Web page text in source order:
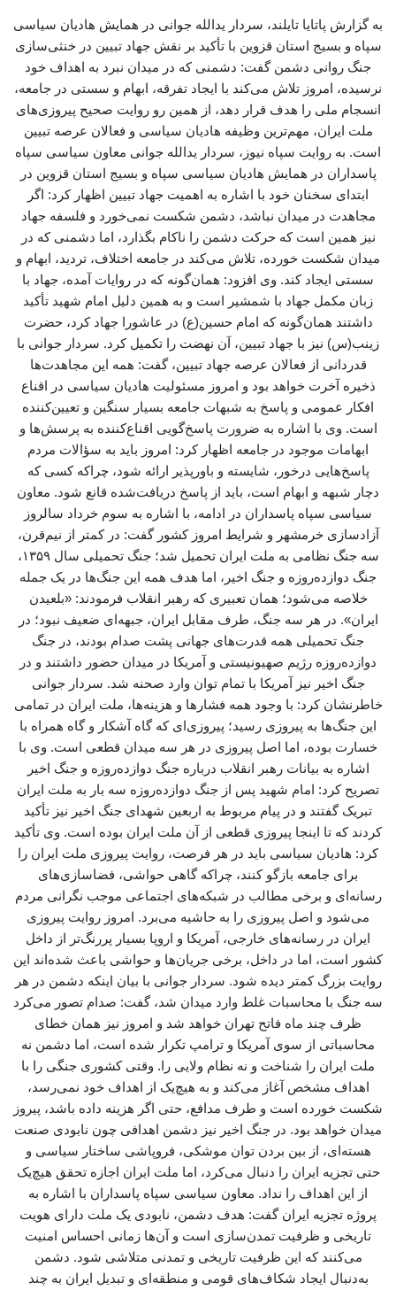
به گزارش پاتایا تایلند، سردار یدالله جوانی در همایش هادیان سیاسی
سپاه و بسیج استان قزوین با تأکید بر نقش جهاد تبیین در خنثی‌سازی
جنگ روانی دشمن گفت: دشمنی که در میدان نبرد به اهداف خود
نرسیده، امروز تلاش می‌کند با ایجاد تفرقه، ابهام و سستی در جامعه،
انسجام ملی را هدف قرار دهد، از همین رو روایت صحیح پیروزی‌های
ملت ایران، مهم‌ترین وظیفه هادیان سیاسی و فعالان عرصه تبیین
است. به روایت سپاه نیوز، سردار یدالله جوانی معاون سیاسی سپاه
پاسداران در همایش هادیان سیاسی سپاه و بسیج استان قزوین در
ابتدای سخنان خود با اشاره به اهمیت جهاد تبیین اظهار کرد: اگر
مجاهدت در میدان نباشد، دشمن شکست نمی‌خورد و فلسفه جهاد
نیز همین است که حرکت دشمن را ناکام بگذارد، اما دشمنی که در
میدان شکست خورده، تلاش می‌کند در جامعه اختلاف، تردید، ابهام و
سستی ایجاد کند. وی افزود: همان‌گونه که در روایات آمده، جهاد با
زبان مکمل جهاد با شمشیر است و به همین دلیل امام شهید تأکید
داشتند همان‌گونه که امام حسین(ع) در عاشورا جهاد کرد، حضرت
زینب(س) نیز با جهاد تبیین، آن نهضت را تکمیل کرد. سردار جوانی با
قدردانی از فعالان عرصه جهاد تبیین، گفت: همه این مجاهدت‌ها
ذخیره آخرت خواهد بود و امروز مسئولیت هادیان سیاسی در اقناع
افکار عمومی و پاسخ به شبهات جامعه بسیار سنگین و تعیین‌کننده
است. وی با اشاره به ضرورت پاسخ‌گویی اقناع‌کننده به پرسش‌ها و
ابهامات موجود در جامعه اظهار کرد: امروز باید به سؤالات مردم
پاسخ‌هایی درخور، شایسته و باورپذیر ارائه شود، چراکه کسی که
دچار شبهه و ابهام است، باید از پاسخ دریافت‌شده قانع شود. معاون
سیاسی سپاه پاسداران در ادامه، با اشاره به سوم خرداد سالروز
آزادسازی خرمشهر و شرایط امروز کشور گفت: در کمتر از نیم‌قرن،
سه جنگ نظامی به ملت ایران تحمیل شد؛ جنگ تحمیلی سال ۱۳۵۹،
جنگ دوازده‌روزه و جنگ اخیر، اما هدف همه این جنگ‌ها در یک جمله
خلاصه می‌شود؛ همان تعبیری که رهبر انقلاب فرمودند: «بلعیدن
ایران». در هر سه جنگ، طرف مقابل ایران، جبهه‌ای ضعیف نبود؛ در
جنگ تحمیلی همه قدرت‌های جهانی پشت صدام بودند، در جنگ
دوازده‌روزه رژیم صهیونیستی و آمریکا در میدان حضور داشتند و در
جنگ اخیر نیز آمریکا با تمام توان وارد صحنه شد. سردار جوانی
خاطرنشان کرد: با وجود همه فشارها و هزینه‌ها، ملت ایران در تمامی
این جنگ‌ها به پیروزی رسید؛ پیروزی‌ای که گاه آشکار و گاه همراه با
خسارت بوده، اما اصل پیروزی در هر سه میدان قطعی است. وی با
اشاره به بیانات رهبر انقلاب درباره جنگ دوازده‌روزه و جنگ اخیر
تصریح کرد: امام شهید پس از جنگ دوازده‌روزه سه بار به ملت ایران
تبریک گفتند و در پیام مربوط به اربعین شهدای جنگ اخیر نیز تأکید
کردند که تا اینجا پیروزی قطعی از آن ملت ایران بوده است. وی تأکید
کرد: هادیان سیاسی باید در هر فرصت، روایت پیروزی ملت ایران را
برای جامعه بازگو کنند، چراکه گاهی حواشی، فضاسازی‌های
رسانه‌ای و برخی مطالب در شبکه‌های اجتماعی موجب نگرانی مردم
می‌شود و اصل پیروزی را به حاشیه می‌برد. امروز روایت پیروزی
ایران در رسانه‌های خارجی، آمریکا و اروپا بسیار پررنگ‌تر از داخل
کشور است، اما در داخل، برخی جریان‌ها و حواشی باعث شده‌اند این
روایت بزرگ کمتر دیده شود. سردار جوانی با بیان اینکه دشمن در هر
سه جنگ با محاسبات غلط وارد میدان شد، گفت: صدام تصور می‌کرد
ظرف چند ماه فاتح تهران خواهد شد و امروز نیز همان خطای
محاسباتی از سوی آمریکا و ترامپ تکرار شده است، اما دشمن نه
ملت ایران را شناخت و نه نظام ولایی را. وقتی کشوری جنگی را با
اهداف مشخص آغاز می‌کند و به هیچ‌یک از اهداف خود نمی‌رسد،
شکست خورده است و طرف مدافع، حتی اگر هزینه داده باشد، پیروز
میدان خواهد بود. در جنگ اخیر نیز دشمن اهدافی چون نابودی صنعت
هسته‌ای، از بین بردن توان موشکی، فروپاشی ساختار سیاسی و
حتی تجزیه ایران را دنبال می‌کرد، اما ملت ایران اجازه تحقق هیچ‌یک
از این اهداف را نداد. معاون سیاسی سپاه پاسداران با اشاره به
پروژه تجزیه ایران گفت: هدف دشمن، نابودی یک ملت دارای هویت
تاریخی و ظرفیت تمدن‌سازی است و آن‌ها زمانی احساس امنیت
می‌کنند که این ظرفیت تاریخی و تمدنی متلاشی شود. دشمن
به‌دنبال ایجاد شکاف‌های قومی و منطقه‌ای و تبدیل ایران به چند